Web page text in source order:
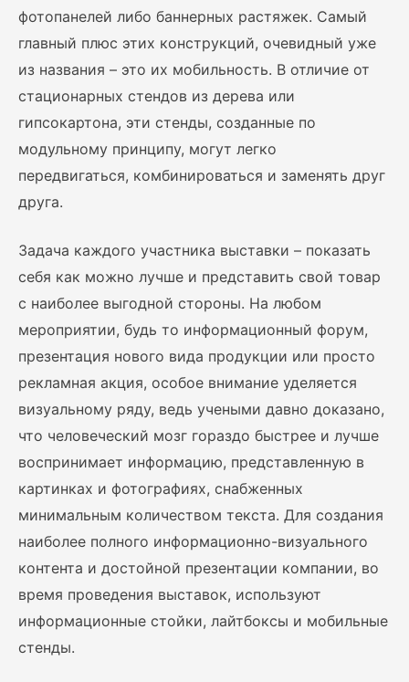
фотопанелей либо баннерных растяжек. Самый
главный плюс этих конструкций, очевидный уже
из названия – это их мобильность. В отличие от
стационарных стендов из дерева или
гипсокартона, эти стенды, созданные по
модульному принципу, могут легко
передвигаться, комбинироваться и заменять друг
друга.
Задача каждого участника выставки – показать
себя как можно лучше и представить свой товар
с наиболее выгодной стороны. На любом
мероприятии, будь то информационный форум,
презентация нового вида продукции или просто
рекламная акция, особое внимание уделяется
визуальному ряду, ведь учеными давно доказано,
что человеческий мозг гораздо быстрее и лучше
воспринимает информацию, представленную в
картинках и фотографиях, снабженных
минимальным количеством текста. Для создания
наиболее полного информационно-визуального
контента и достойной презентации компании, во
время проведения выставок, используют
информационные стойки, лайтбоксы и мобильные
стенды.